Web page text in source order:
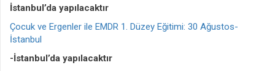
İstanbul’da yapılacaktır
Çocuk ve Ergenler ile EMDR 1. Düzey Eğitimi: 30 Ağustos-
İstanbul
-İstanbul’da yapılacaktır